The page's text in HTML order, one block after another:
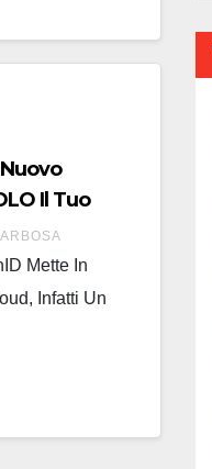
Il Tuo
Mette In
Infatti Un